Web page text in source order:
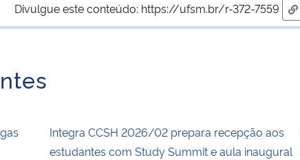
Divulgue este conteúdo: https://ufsm.br/r-372-7559
Integra CCSH 2026/02 prepara recepção aos
estudantes com Study Summit e aula inaugural